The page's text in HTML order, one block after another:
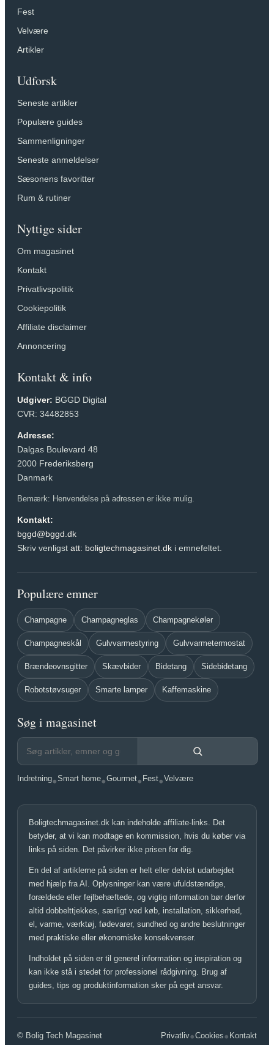
Fest
Velvære
Artikler
Udforsk
Seneste artikler
Populære guides
Sammenligninger
Seneste anmeldelser
Sæsonens favoritter
Rum & rutiner
Nyttige sider
Om magasinet
Kontakt
Privatlivspolitik
Cookiepolitik
Affiliate disclaimer
Annoncering
Kontakt & info
Udgiver: BGGD Digital
CVR: 34482853
Adresse:
Dalgas Boulevard 48
2000 Frederiksberg
Danmark
Bemærk: Henvendelse på adressen er ikke mulig.
Kontakt:
bggd@bggd.dk
Skriv venligst att: boligtechmagasinet.dk i emnefeltet.
Populære emner
Champagne Champagneglas Champagnekøler
Champagneskål Gulvvarmestyring Gulvvarmetermostat
Brændeovnsgitter Skævbider Bidetang Sidebidetang
Robotstøvsuger Smarte lamper Kaffemaskine
Søg i magasinet
Indretning•Smart home•Gourmet• Fest•Velvære
Boligtechmagasinet.dk kan indeholde affiliate-links. Det
betyder, at vi kan modtage en kommission, hvis du køber via
links på siden. Det påvirker ikke prisen for dig.
En del af artiklerne på siden er helt eller delvist udarbejdet
med hjælp fra AI. Oplysninger kan være ufuldstændige,
forældede eller fejlbehæftede, og vigtig information bør derfor
altid dobbelttjekkes, særligt ved køb, installation, sikkerhed,
el, varme, værktøj, fødevarer, sundhed og andre beslutninger
med praktiske eller økonomiske konsekvenser.
Indholdet på siden er til generel information og inspiration og
kan ikke stå i stedet for professionel rådgivning. Brug af
guides, tips og produktinformation sker på eget ansvar.
© Bolig Tech Magasinet Privatliv•Cookies• Kontakt